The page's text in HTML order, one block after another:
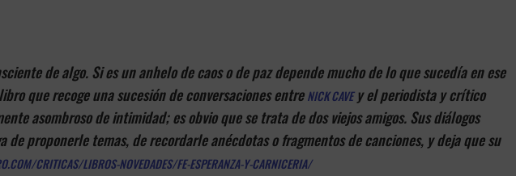
de algo. Si es un anhelo de caos o de paz depende mucho de lo que sucedía en ese
que recoge una sucesión de conversaciones entreNICK CAVEy el periodista y crítico
asombroso de intimidad; es obvio que se trata de dos viejos amigos. Sus diálogos
de proponerle temas, de recordarle anécdotas o fragmentos de canciones, y deja que su
CRITICAS/LIBROS-NOVEDADES/FE-ESPERANZA-Y-CARNICERIA/